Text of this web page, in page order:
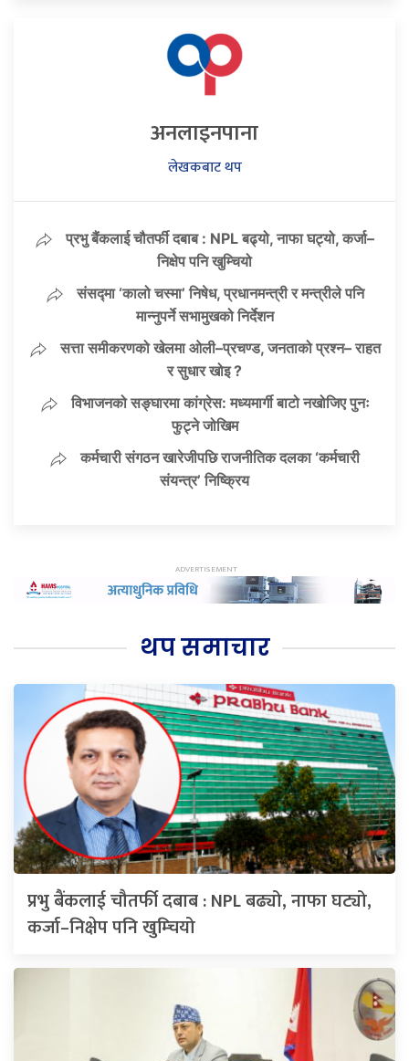
अनलाइनपाना
लेखकबाट थप
प्रभु बैंकलाई चौतर्फी दबाब : NPL बढ्यो, नाफा घट्यो, कर्जा–
निक्षेप पनि खुम्चियो
संसद्मा ‘कालो चस्मा’ निषेध, प्रधानमन्त्री र मन्त्रीले पनि
मान्नुपर्ने सभामुखको निर्देशन
सत्ता समीकरणको खेलमा ओली–प्रचण्ड, जनताको प्रश्न– राहत
र सुधार खोइ ?
विभाजनको सङ्घारमा कांग्रेस: मध्यमार्गी बाटो नखोजिए पुनः
फुट्ने जोखिम
कर्मचारी संगठन खारेजीपछि राजनीतिक दलका ‘कर्मचारी
संयन्त्र’ निष्क्रिय
थप समाचार
प्रभु बैंकलाई चौतर्फी दबाब : NPL बढ्यो, नाफा घट्यो,
कर्जा–निक्षेप पनि खुम्चियो